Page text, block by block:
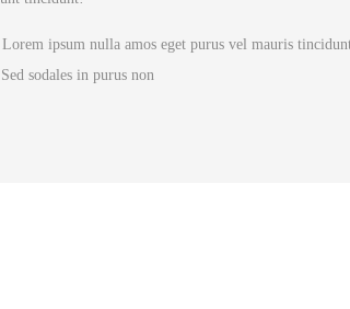
ipsum nulla amos eget purus vel mauris
sodales in purus non